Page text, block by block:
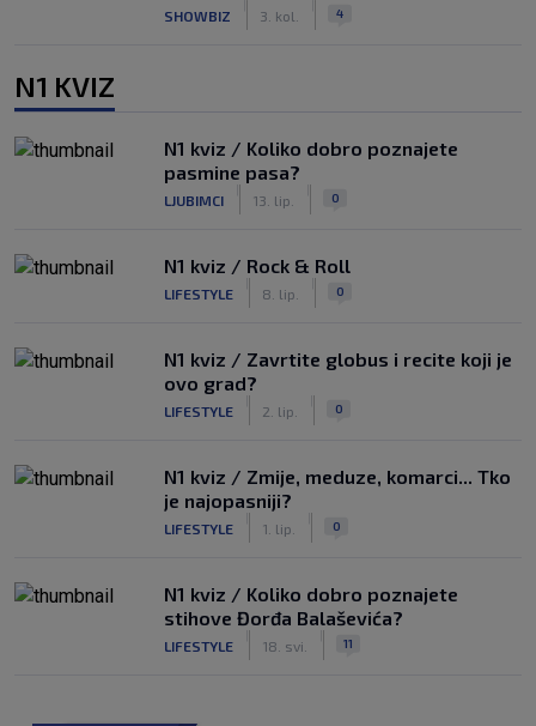
SHOWBIZ 3. kol. 4
N1 KVIZ
N1 kviz / Koliko dobro poznajete
pasmine pasa?
LJUBIMCI 13. lip. 0
N1 kviz / Rock & Roll
LIFESTYLE 8. lip. 0
N1 kviz / Zavrtite globus i recite koji je
ovo grad?
LIFESTYLE 2. lip. 0
N1 kviz / Zmije, meduze, komarci... Tko
je najopasniji?
LIFESTYLE 1. lip. 0
N1 kviz / Koliko dobro poznajete
stihove Đorđa Balaševića?
LIFESTYLE 18. svi. 11